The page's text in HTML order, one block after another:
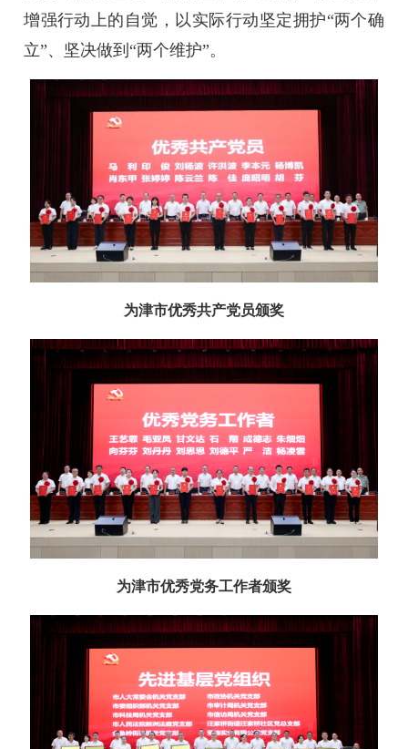
增强行动上的自觉，以实际行动坚定拥护“两个确
立”、坚决做到“两个维护”。
为津市优秀共产党员颁奖
为津市优秀党务工作者颁奖